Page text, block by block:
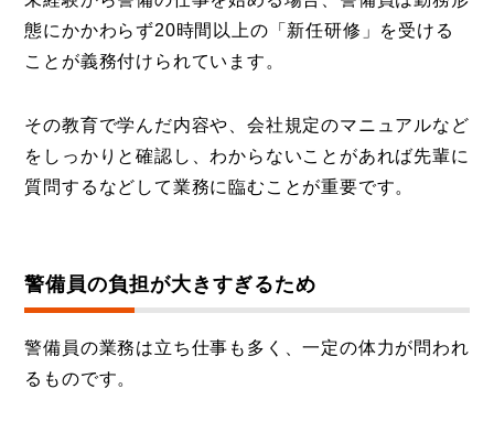
態にかかわらず20時間以上の「新任研修」を受ける
ことが義務付けられています。
その教育で学んだ内容や、会社規定のマニュアルなど
をしっかりと確認し、わからないことがあれば先輩に
質問するなどして業務に臨むことが重要です。
警備員の負担が大きすぎるため
警備員の業務は立ち仕事も多く、一定の体力が問われ
るものです。